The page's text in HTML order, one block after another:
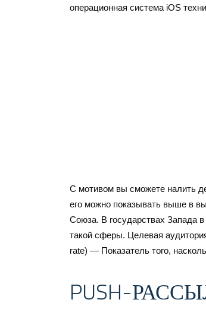
операционная система iOS
С мотивом вы сможете налить
его можно показывать выше в
Союза. В государствах Запада
такой сферы. Целевая
rate) — Показатель того,
PUSH-